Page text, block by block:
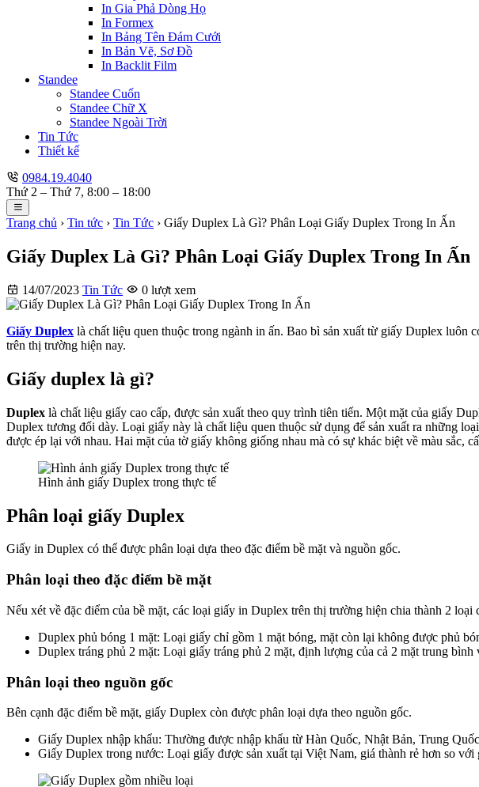
In Gia Phả Dòng Họ
In Formex
In Bảng Tên Đám Cưới
In Bản Vẽ, Sơ Đồ
In Backlit Film
Standee
Standee Cuốn
Standee Chữ X
Standee Ngoài Trời
Tin Tức
Thiết kế
0984.19.4040
Thứ 2 – Thứ 7, 8:00 – 18:00
Trang chủ › Tin tức › Tin Tức › Giấy Duplex Là Gì? Phân Loại Giấy Duplex Trong In Ấn
Giấy Duplex Là Gì? Phân Loại Giấy Duplex Trong In Ấn
14/07/2023 Tin Tức 0 lượt xem
Giấy Duplex là chất liệu quen thuộc trong ngành in ấn. Bao bì sản xuất từ giấy Duplex
trên thị trường hiện nay.
Giấy duplex là gì?
Duplex là chất liệu giấy cao cấp, được sản xuất theo quy trình tiên tiến. Một mặt của giấy
Duplex tương đối dày. Loại giấy này là chất liệu quen thuộc sử dụng để sản xuất ra những
được ép lại với nhau. Hai mặt của tờ giấy không giống nhau mà có sự khác biệt về màu sắc,
Hình ảnh giấy Duplex trong thực tế
Phân loại giấy Duplex
Giấy in Duplex có thể được phân loại dựa theo đặc điểm bề mặt và nguồn gốc.
Phân loại theo đặc điểm bề mặt
Nếu xét về đặc điểm của bề mặt, các loại giấy in Duplex trên thị trường hiện chia thành 2 loại
Duplex phủ bóng 1 mặt: Loại giấy chỉ gồm 1 mặt bóng, mặt còn lại không được phủ
Duplex tráng phủ 2 mặt: Loại giấy tráng phủ 2 mặt, định lượng của cả 2 mặt trung
Phân loại theo nguồn gốc
Bên cạnh đặc điểm bề mặt, giấy Duplex còn được phân loại dựa theo nguồn gốc.
Giấy Duplex nhập khẩu: Thường được nhập khẩu từ Hàn Quốc, Nhật Bản, Trung
Giấy Duplex trong nước: Loại giấy được sản xuất tại Việt Nam, giá thành rẻ hơn so với